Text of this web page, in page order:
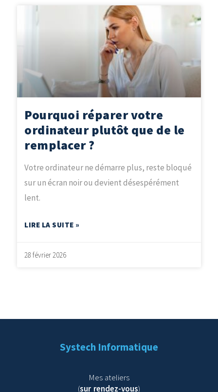
Pourquoi réparer votre
ordinateur plutôt que de le
remplacer ?
Votre ordinateur ne démarre plus, reste bloqué
sur un écran noir ou devient désespérément
lent.
LIRE LA SUITE »
28 février 2026
Systech Informatique
Mes ateliers
(sur rendez-vous)